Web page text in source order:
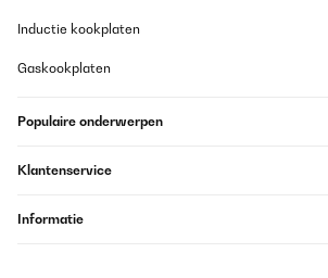
Inductie kookplaten
Gaskookplaten
Populaire onderwerpen
Klantenservice
Informatie